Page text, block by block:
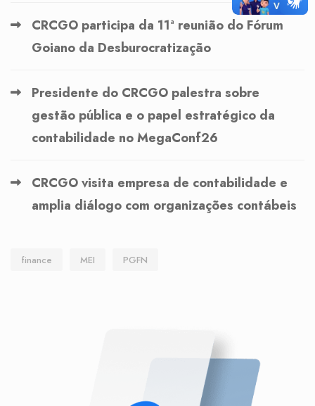
CRCGO participa da 11ª reunião do Fórum
Goiano da Desburocratização
Presidente do CRCGO palestra sobre
gestão pública e o papel estratégico da
contabilidade no MegaConf26
CRCGO visita empresa de contabilidade e
amplia diálogo com organizações contábeis
finance MEI PGFN